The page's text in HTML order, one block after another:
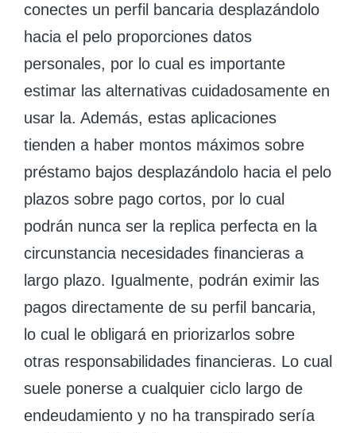
conectes un perfil bancaria desplazándolo
hacia el pelo proporciones datos
personales, por lo cual es importante
estimar las alternativas cuidadosamente en
usar la. Además, estas aplicaciones
tienden a haber montos máximos sobre
préstamo bajos desplazándolo hacia el pelo
plazos sobre pago cortos, por lo cual
podrán nunca ser la replica perfecta en la
circunstancia necesidades financieras a
largo plazo. Igualmente, podrán eximir las
pagos directamente de su perfil bancaria,
lo cual le obligará en priorizarlos sobre
otras responsabilidades financieras. Lo cual
suele ponerse a cualquier ciclo largo de
endeudamiento y no ha transpirado serí­a